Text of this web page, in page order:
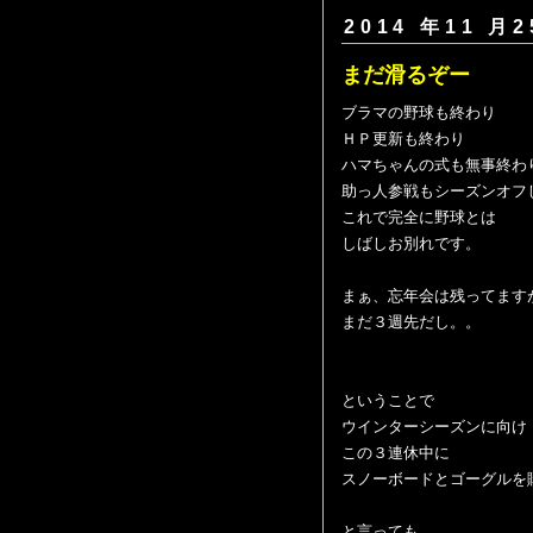
2014 年11 月
まだ滑るぞー
ブラマの野球も終わり
ＨＰ更新も終わり
ハマちゃんの式も無事終わ
助っ人参戦もシーズンオフ
これで完全に野球とは
しばしお別れです。
まぁ、忘年会は残ってます
まだ３週先だし。。
ということで
ウインターシーズンに向け
この３連休中に
スノーボードとゴーグルを